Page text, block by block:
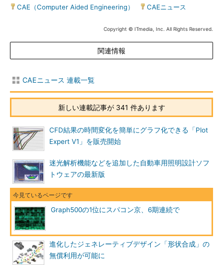
CAE（Computer Aided Engineering）
CAEニュース
Copyright © ITmedia, Inc. All Rights Reserved.
関連情報
CAEニュース 連載一覧
新しい連載記事が 341 件あります
CFD結果の時間変化を簡単にグラフ化できる「Plot
Expert V1」を販売開始
迷光解析機能などを追加した自動車用照明設計ソフ
トウェアの最新版
Graph500の1位にスパコン京、6期連続で
進化したジェネレーティブデザイン「形状合成」の
無償利用が可能に